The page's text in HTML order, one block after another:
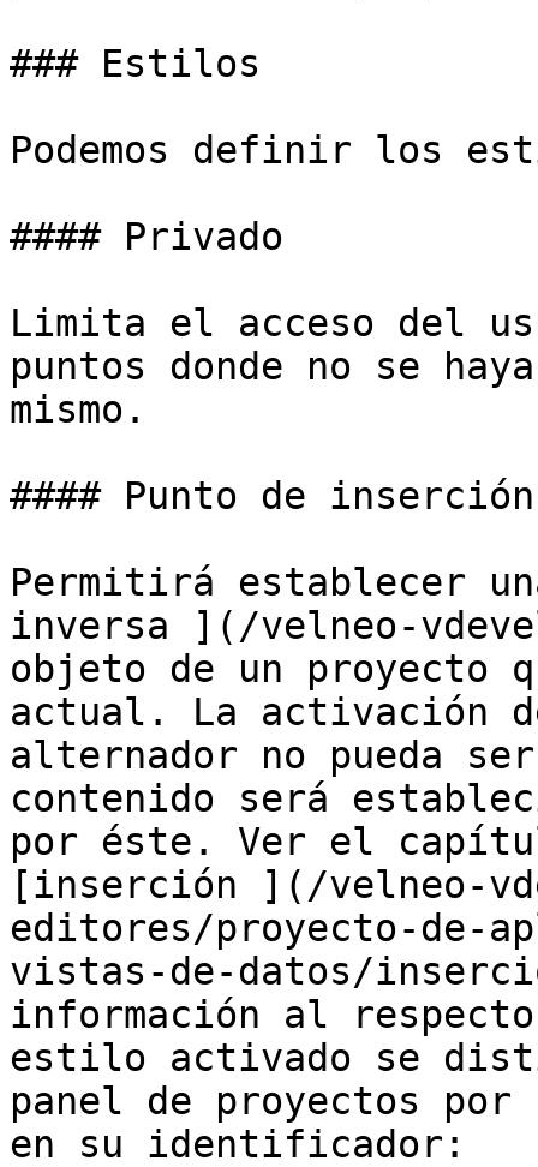
### Estilos
Podemos definir los
#### Privado
Limita el acceso del
puntos donde no se
mismo.
#### Punto de inserción
Permitirá establecer
inversa ](/velneo-
objeto de un proyecto
actual. La activación
alternador no pueda
contenido será
por éste. Ver el
[inserción ](/velneo-
editores/proyecto-de-
vistas-de-datos/
información al
estilo activado se
panel de proyectos
en su identificador: